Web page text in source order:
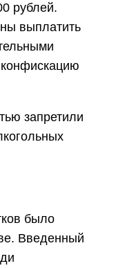
рублей.
выплатить
запретили
было
Введенный